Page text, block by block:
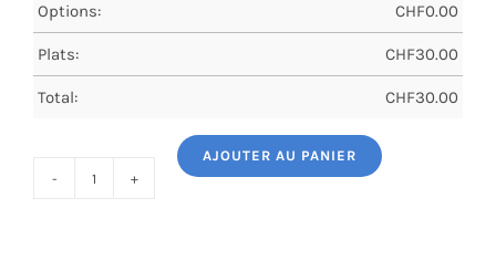
Options: CHF0.00
Plats: CHF30.00
Total: CHF30.00
AJOUTER AU PANIER